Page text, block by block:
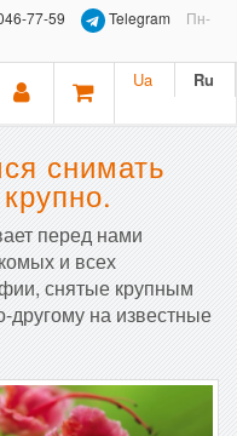
77-59 Telegram
Пн-
Ua Ru
снимать
перед нами
и всех
снятые крупным
другому на известные